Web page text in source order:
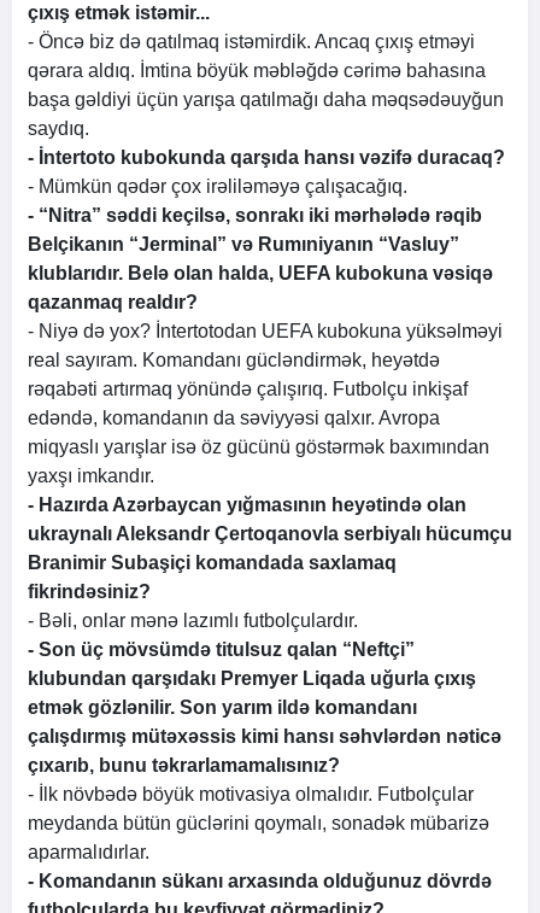
çıxış etmək istəmir...
- Öncə biz də qatılmaq istəmirdik. Ancaq çıxış etməyi
qərara aldıq. İmtina böyük məbləğdə cərimə bahasına
başa gəldiyi üçün yarışa qatılmağı daha məqsədəuyğun
saydıq.
- İntertoto kubokunda qarşıda hansı vəzifə duracaq?
- Mümkün qədər çox irəliləməyə çalışacağıq.
- “Nitra” səddi keçilsə, sonrakı iki mərhələdə rəqib
Belçikanın “Jerminal” və Rumıniyanın “Vasluy”
klublarıdır. Belə olan halda, UEFA kubokuna vəsiqə
qazanmaq realdır?
- Niyə də yox? İntertotodan UEFA kubokuna yüksəlməyi
real sayıram. Komandanı gücləndirmək, heyətdə
rəqabəti artırmaq yönündə çalışırıq. Futbolçu inkişaf
edəndə, komandanın da səviyyəsi qalxır. Avropa
miqyaslı yarışlar isə öz gücünü göstərmək baxımından
yaxşı imkandır.
- Hazırda Azərbaycan yığmasının heyətində olan
ukraynalı Aleksandr Çertoqanovla serbiyalı hücumçu
Branimir Subaşiçi komandada saxlamaq
fikrindəsiniz?
- Bəli, onlar mənə lazımlı futbolçulardır.
- Son üç mövsümdə titulsuz qalan “Neftçi”
klubundan qarşıdakı Premyer Liqada uğurla çıxış
etmək gözlənilir. Son yarım ildə komandanı
çalışdırmış mütəxəssis kimi hansı səhvlərdən nəticə
çıxarıb, bunu təkrarlamamalısınız?
- İlk növbədə böyük motivasiya olmalıdır. Futbolçular
meydanda bütün güclərini qoymalı, sonadək mübarizə
aparmalıdırlar.
- Komandanın sükanı arxasında olduğunuz dövrdə